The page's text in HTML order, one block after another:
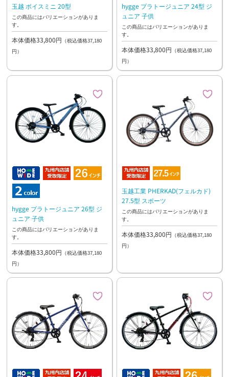
玉越 ボイスミニ 20型
この商品にはバリエーションがありま
す。
本体価格33,800円 （税込価格37,180
円）
hygge プラトージュニア 24型 ジ
ュニア 子供
この商品にはバリエーションがありま
す。
本体価格33,800円 （税込価格37,180
円）
hygge プラトージュニア 26型 ジ
ュニア 子供
この商品にはバリエーションがありま
す。
本体価格33,800円 （税込価格37,180
円）
玉越工業 PHERKAD(フェルカド)
27.5型 スポーツ
この商品にはバリエーションがありま
す。
本体価格33,800円 （税込価格37,180
円）